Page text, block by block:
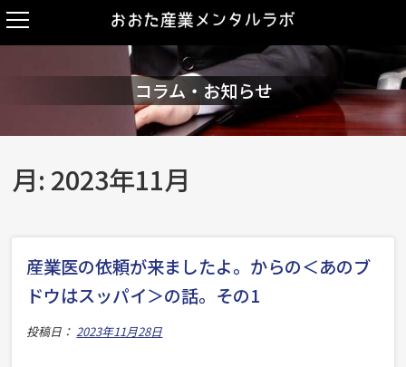
コラム・お知らせ
月: 2023年11月
産業医の依頼が来ましたよ。からの＜あのブ
ドウはスッパイ＞の話。その1
投稿日：2023年11月28日